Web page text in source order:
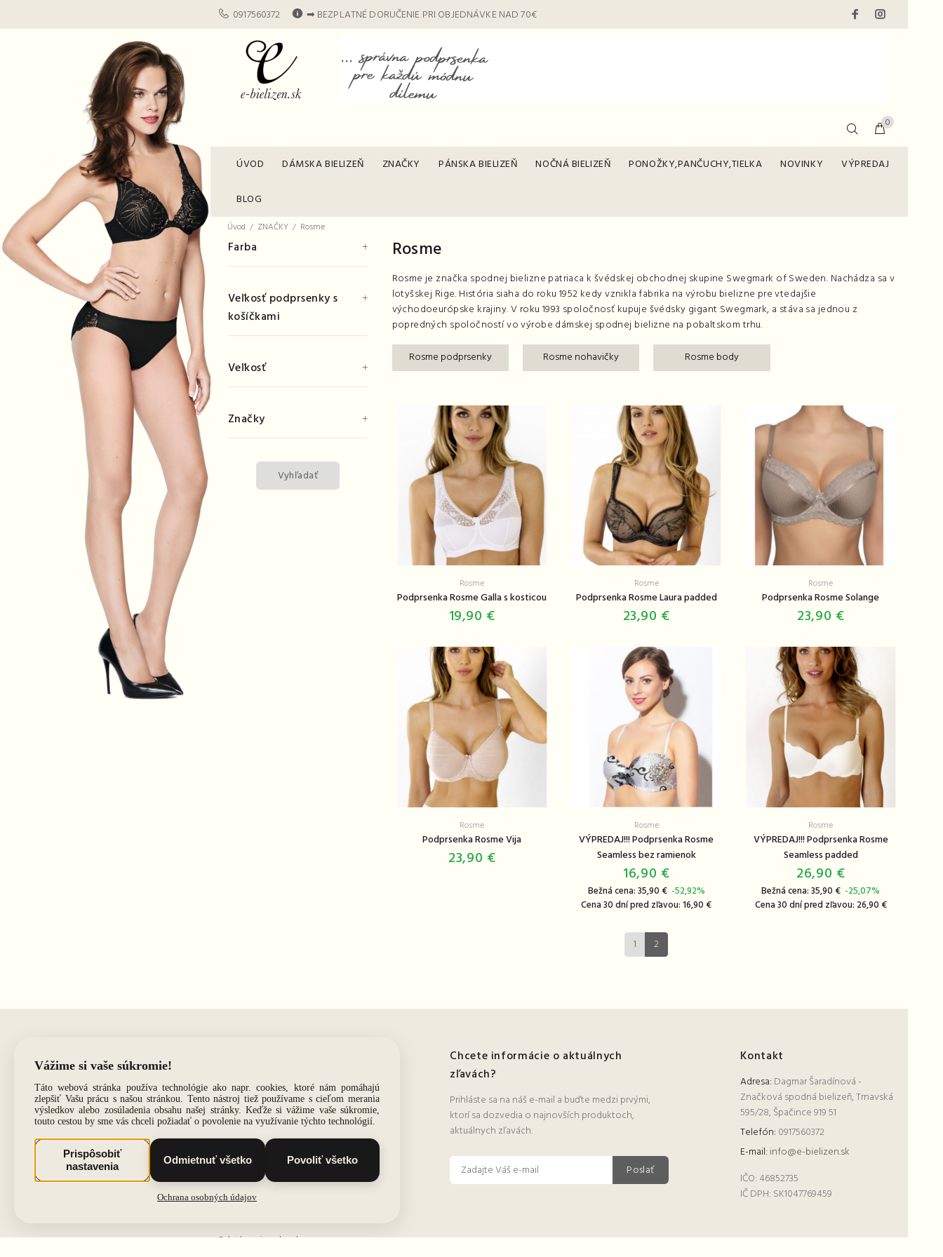
0917560372 ➡ BEZPLATNÉ DORUČENIE PRI OBJEDNÁVKE NAD 70€
0
ÚVOD DÁMSKA BIELIZEŇ ZNAČKY PÁNSKA BIELIZEŇ NOČNÁ BIELIZEŇ PONOŽKY,PANČUCHY,TIELKA NOVINKY VÝPREDAJ
BLOG
Úvod ZNAČKY Rosme
Farba
Veľkosť podprsenky s
košíčkami
Veľkosť
Značky
Vyhľadať
Rosme
Rosme je značka spodnej bielizne patriaca k švédskej obchodnej skupine Swegmark of Sweden. Nachádza sa v
lotyšskej Rige. História siaha do roku 1952 kedy vznikla fabrika na výrobu bielizne pre vtedajšie
východoeurópske krajiny. V roku 1993 spoločnosť kupuje švédsky gigant Swegmark, a stáva sa jednou z
popredných spoločností vo výrobe dámskej spodnej bielizne na pobaltskom trhu.
Rosme podprsenky
Rosme nohavičky Rosme body
Rosme
Podprsenka Rosme Galla s kosticou
19,90 €
Rosme
Podprsenka Rosme Laura padded
23,90 €
Rosme
Podprsenka Rosme Solange
23,90 €
Rosme
Podprsenka Rosme Vija
23,90 €
Rosme
VÝPREDAJ!!! Podprsenka Rosme
Seamless bez ramienok
16,90 €
Bežná cena: 35,90 € -52,92%
Cena 30 dní pred zľavou: 16,90 €
Rosme
VÝPREDAJ!!! Podprsenka Rosme
Seamless padded
26,90 €
Bežná cena: 35,90 € -25,07%
Cena 30 dní pred zľavou: 26,90 €
1 2
Dodacia lehota a poštovné
Spôsoby platby
Osobný odber
Všeobecné obchodné podmienky
Vrátenie/ výmena/ reklamácia tovaru
Tabuľka veľkostí
FAQ - časté otázky
Odstúpenie od zmluvy
Chcete informácie o aktuálnych
zľavách?
Prihláste sa na náš e-mail a buďte medzi prvými,
ktorí sa dozvedia o najnovších produktoch,
aktuálnych zľavách.
Poslať
Kontakt
Adresa: Dagmar Šaradínová -
Značková spodná bielizeň, Trnavská
595/28, Špačince 919 51
Telefón: 0917560372
E-mail: info@e-bielizen.sk
IČO: 46852735
IČ DPH: SK1047769459